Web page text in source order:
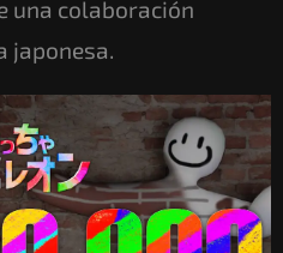
una colaboración
japonesa.